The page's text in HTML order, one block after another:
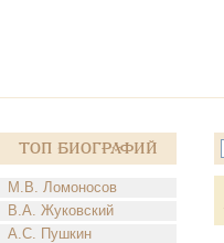
Топ Биографий
М.В. Ломоносов
В.А. Жуковский
А.С. Пушкин